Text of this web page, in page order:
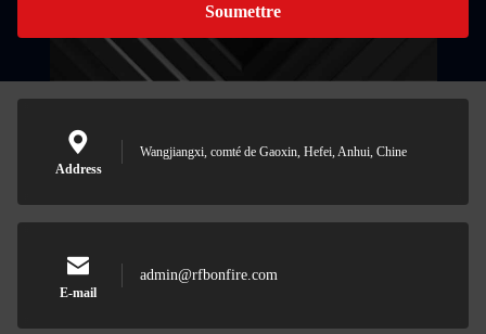
Soumettre
Address
Wangjiangxi, comté de Gaoxin, Hefei, Anhui, Chine
E-mail
admin@rfbonfire.com